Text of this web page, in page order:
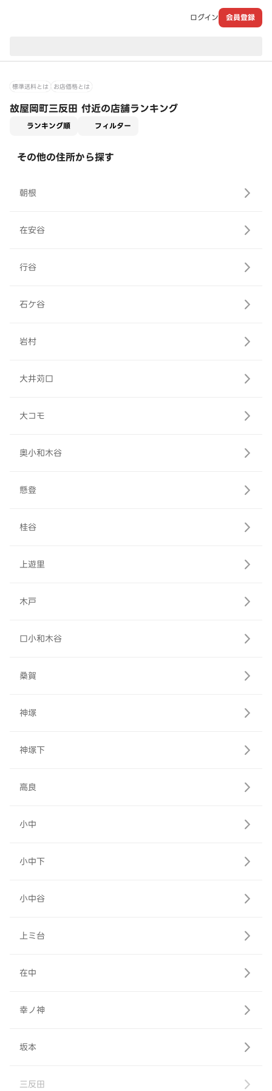
ログイン 会員登録
標準送料とは お店価格とは
故屋岡町三反田 付近の店舗ランキング
ランキング順 フィルター
その他の住所から探す
朝根
在安谷
行谷
石ケ谷
岩村
大井苅口
大コモ
奥小和木谷
懸登
桂谷
上遊里
木戸
口小和木谷
桑賀
神塚
神塚下
高良
小中
小中下
小中谷
上ミ台
在中
幸ノ神
坂本
三反田